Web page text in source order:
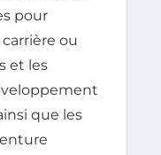
pour
ou
et les
que les